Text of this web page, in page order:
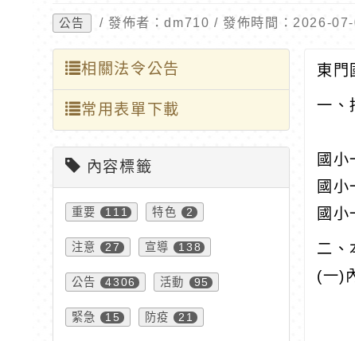
公告 / 發佈者：dm710 / 發佈時間：2026-
相關法令公告
常用表單下載
內容標籤
重要 111 特色 2
注意 27 宣導 138
公告 4306 活動 95
緊急 15 防疫 21
東門
一、
國
國
國
二、
(一)